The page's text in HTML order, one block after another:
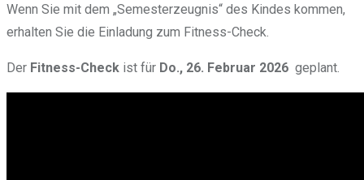
Wenn Sie mit dem „Semesterzeugnis“ des Kindes kommen,
erhalten Sie die Einladung zum Fitness-Check.
Der Fitness-Check ist für Do., 26. Februar 2026 geplant.